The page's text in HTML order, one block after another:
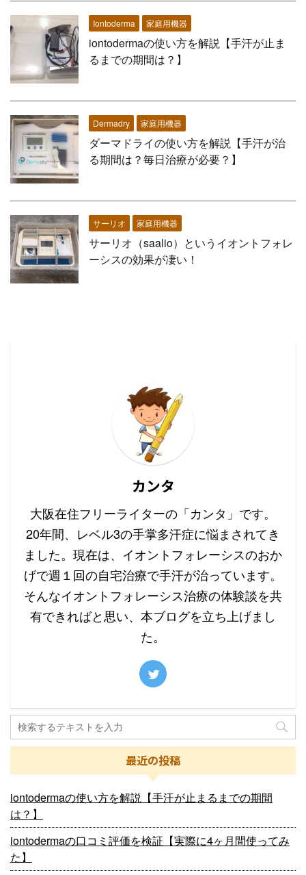
Iontoderma 家庭用機器
iontodermaの使い方を解説【手汗が止ま
るまでの期間は？】
Dermadry 家庭用機器
ダーマドライの使い方を解説【手汗が治
る期間は？毎日治療が必要？】
サーリオ 家庭用機器
サーリオ（saalio）というイオントフォレ
ーシスの効果が凄い！
カンタ
大阪在住フリーライターの「カンタ」です。
20年間、レベル3の手掌多汗症に悩まされてき
ました。現在は、イオントフォレーシスのおか
げで週１回の自宅治療で手汗が治っています。
そんなイオントフォレーシス治療の体験談を共
有できればと思い、本ブログを立ち上げまし
た。
最近の投稿
iontodermaの使い方を解説【手汗が止まるまでの期間
は？】
iontodermaの口コミ評価を検証【実際に4ヶ月間使ってみ
た】